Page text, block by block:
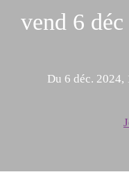
vend 6 déc
Du 6 déc. 2024,